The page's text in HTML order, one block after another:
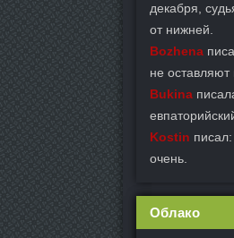
декабря,
от нижней.
Bozhena
не оставляют
Bukina
Kostin
очень.
Облако